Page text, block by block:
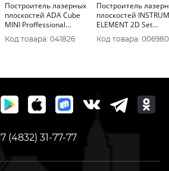
Построитель лазерных
плоскостей ADA Cube
MINI Proffessional
Edition А00462
Код товара: 041826
Построитель
плоскостей
ELEMENT 2D Set
IM0111
Код товара: 006980
(4832) 31-77-77